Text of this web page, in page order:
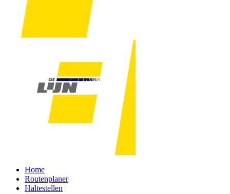
Home
Routenplaner
Haltestellen